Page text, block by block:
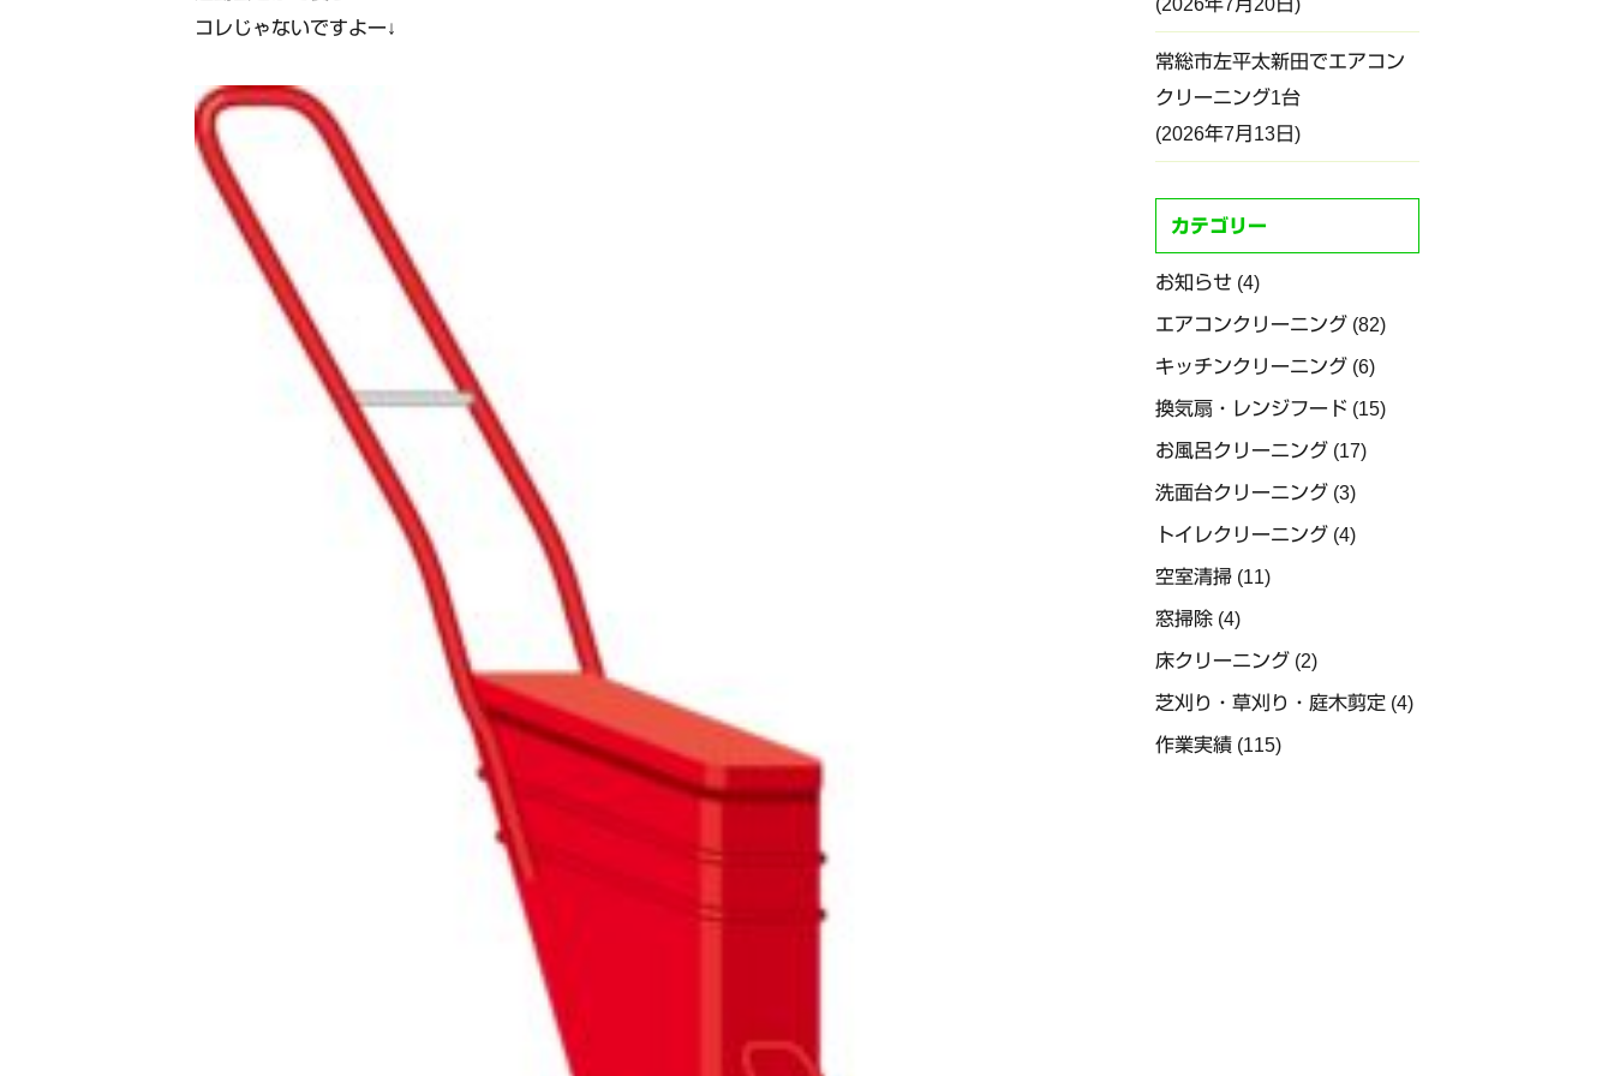
コレじゃないですよー↓
2026年7月20日
常総市左平太新田でエアコン
クリーニング1台
2026年7月13日
カテゴリー
お知らせ (4)
エアコンクリーニング (82)
キッチンクリーニング (6)
換気扇・レンジフード (15)
お風呂クリーニング (17)
洗面台クリーニング (3)
トイレクリーニング (4)
空室清掃 (11)
窓掃除 (4)
床クリーニング (2)
芝刈り・草刈り・庭木剪定 (4)
作業実績 (115)